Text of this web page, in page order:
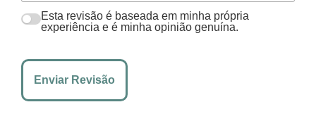
Esta revisão é baseada em minha própria
experiência e é minha opinião genuína.
Enviar Revisão